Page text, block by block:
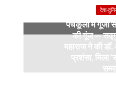
9
देश-
पंचकूला में गूंजी
की गूंज —
महाराज ने की डॉ.
प्रशंसा, मिला